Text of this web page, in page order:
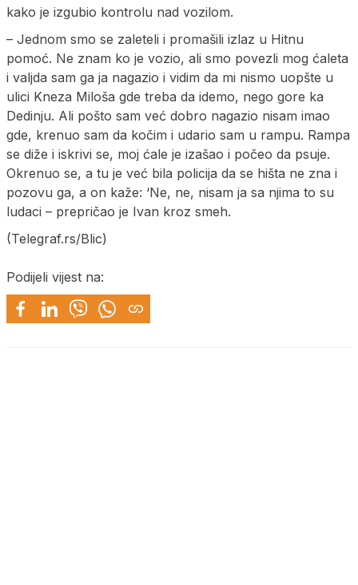
kako je izgubio kontrolu nad vozilom.
– Jednom smo se zaleteli i promašili izlaz u Hitnu
pomoć. Ne znam ko je vozio, ali smo povezli mog ćaleta
i valjda sam ga ja nagazio i vidim da mi nismo uopšte u
ulici Kneza Miloša gde treba da idemo, nego gore ka
Dedinju. Ali pošto sam već dobro nagazio nisam imao
gde, krenuo sam da kočim i udario sam u rampu. Rampa
se diže i iskrivi se, moj ćale je izašao i počeo da psuje.
Okrenuo se, a tu je već bila policija da se hišta ne zna i
pozovu ga, a on kaže: ‘Ne, ne, nisam ja sa njima to su
ludaci – prepričao je Ivan kroz smeh.
(Telegraf.rs/Blic)
Podijeli vijest na: